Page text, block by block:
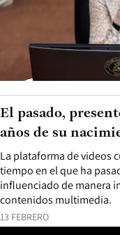
13 FEBRERO
La plataforma de videos
tiempo en el que ha
influenciado de manera
contenidos multimedia.
El pasado,
años de su